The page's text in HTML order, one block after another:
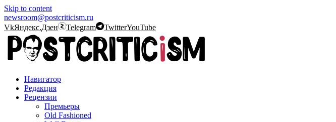
Skip to content
newsroom@postcriticism.ru
VkЯндекс.Дзен Telegram TwitterYouTube
Навигатор
Редакция
Рецензии
Премьеры
Old Fashioned